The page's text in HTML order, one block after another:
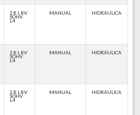
2.8 L 8V
SOHV
L4
MANUAL HIDRÁULICA
2.8 L 8V
SOHV
L4
MANUAL HIDRÁULICA
2.8 L 8V
SOHV
L4
MANUAL HIDRÁULICA